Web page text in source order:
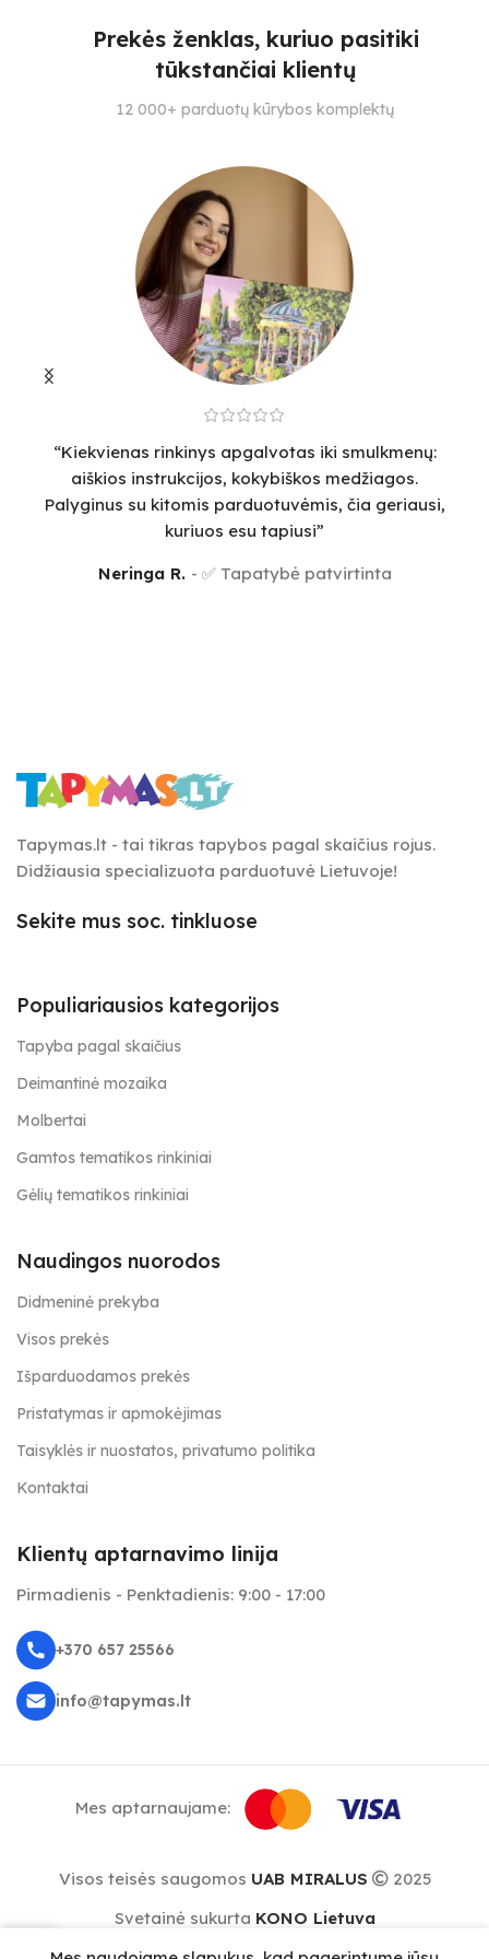
SPALVŲ KIEKIS
4
SPALVŲ KIEKIS
Prekės ženklas, kuriuo pasitiki
tūkstančiai klientų
12 000+ parduotų kūrybos komplektų
“Kiekvienas rinkinys apgalvotas iki smulkmenų:
aiškios instrukcijos, kokybiškos medžiagos.
Palyginus su kitomis parduotuvėmis, čia geriausi,
kuriuos esu tapiusi”
Neringa R. ✅ Tapatybė patvirtinta
Tapymas.lt - tai tikras tapybos pagal skaičius rojus.
Didžiausia specializuota parduotuvė Lietuvoje!
Sekite mus soc. tinkluose
Populiariausios kategorijos
Tapyba pagal skaičius
Deimantinė mozaika
Molbertai
Gamtos tematikos rinkiniai
Gėlių tematikos rinkiniai
Naudingos nuorodos
Didmeninė prekyba
Visos prekės
Išparduodamos prekės
Pristatymas ir apmokėjimas
Taisyklės ir nuostatos, privatumo politika
Kontaktai
Klientų aptarnavimo linija
Pirmadienis - Penktadienis: 9:00 - 17:00
+370 657 25566
info@tapymas.lt
Mes aptarnaujame:
Visos teisės saugomos UAB MIRALUS
2025
Svetainė sukurta KONO Lietuva